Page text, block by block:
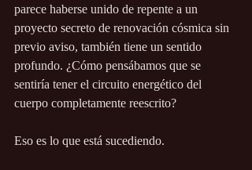
parece haberse unido de repente a un
proyecto secreto de renovación cósmica sin
previo aviso, también tiene un sentido
profundo. ¿Cómo pensábamos que se
sentiría tener el circuito energético del
cuerpo completamente reescrito?
Eso es lo que está sucediendo.